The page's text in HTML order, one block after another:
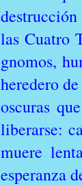
las Cuatro
gnomos,
heredero
oscuras
liberarse:
muere
esperanza